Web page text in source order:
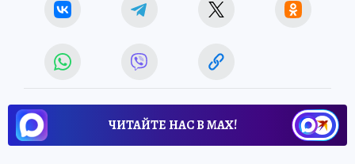
ЧИТАЙТЕ НАС В МАХ!